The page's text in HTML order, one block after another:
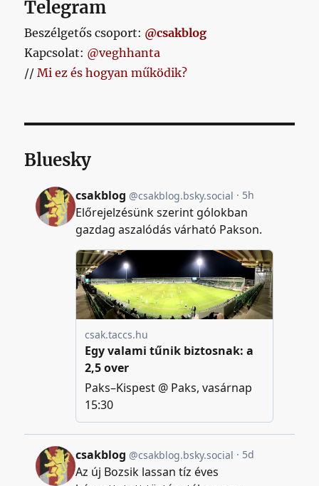
Telegram
Beszélgetős csoport: @csakblog
Kapcsolat: @veghhanta
//Mi ez és hogyan működik?
Bluesky